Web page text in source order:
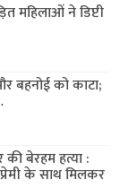
महिलाओं ने डिप्टी
बहनोई को काटा;
बेरहम हत्या :
के साथ मिलकर